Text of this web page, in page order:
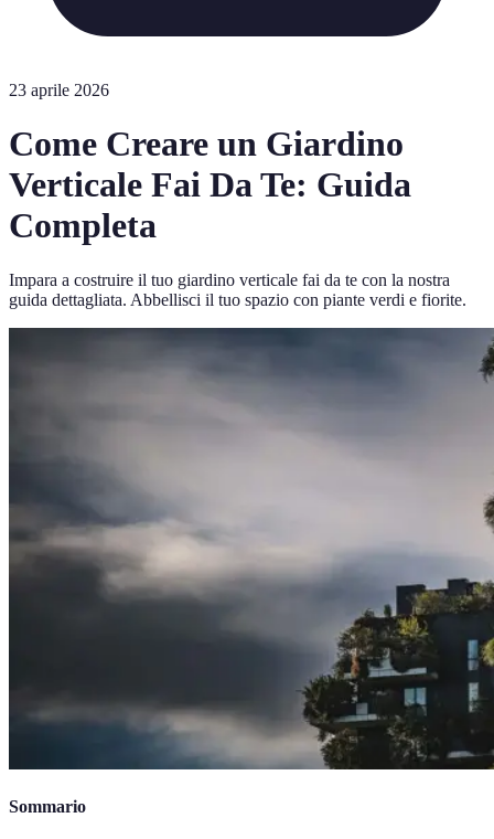
23 aprile 2026
Come Creare un Giardino
Verticale Fai Da Te: Guida
Completa
Impara a costruire il tuo giardino verticale fai da te con la nostra
guida dettagliata. Abbellisci il tuo spazio con piante verdi e fiorite.
Sommario